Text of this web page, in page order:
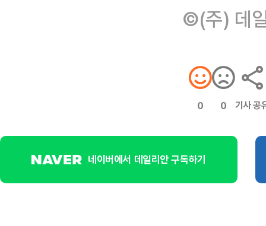
©(주) 데
0 0 기사 공
네이버에서 데일리안 구독하기